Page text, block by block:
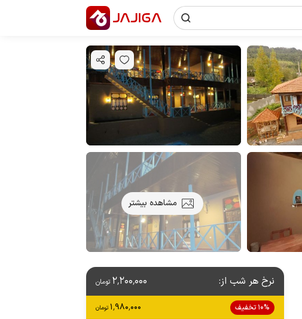
مشاهده بیشتر
نرخ هر شب از: 2٬200٬000 تومان
10% تخفیف 1٬980٬000 تومان